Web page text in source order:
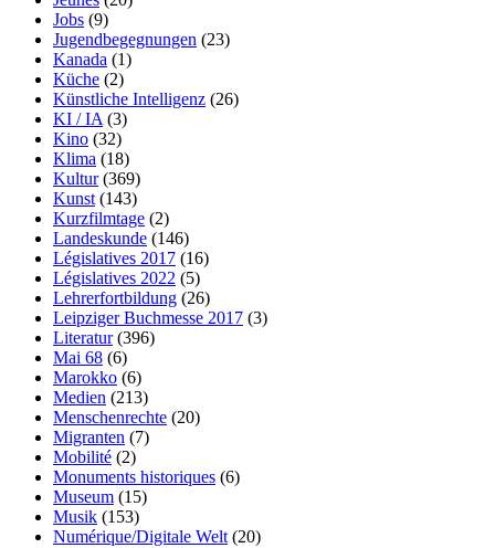
Jobs (9)
Jugendbegegnungen (23)
Kanada (1)
Küche (2)
Künstliche Intelligenz (26)
KI / IA (3)
Kino (32)
Klima (18)
Kultur(369)
Kunst (143)
Kurzfilmtage (2)
Landeskunde (146)
Législatives 2017 (16)
Législatives 2022 (5)
Lehrerfortbildung (26)
Leipziger Buchmesse 2017 (3)
Literatur(396)
Mai 68 (6)
Marokko (6)
Medien (213)
Menschenrechte (20)
Migranten (7)
Mobilité (2)
Monuments historiques (6)
Museum (15)
Musik (153)
Numérique/Digitale Welt (20)